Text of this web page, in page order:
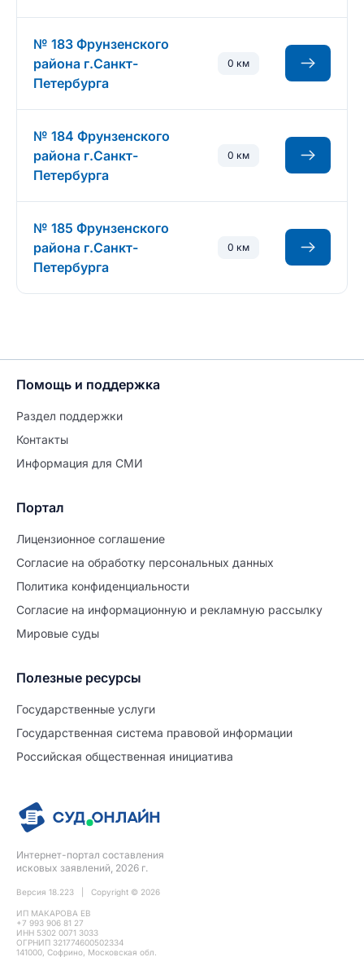
№ 183 Фрунзенского
района г.Санкт-
Петербурга
0 км
№ 184 Фрунзенского
района г.Санкт-
Петербурга
0 км
№ 185 Фрунзенского
района г.Санкт-
Петербурга
0 км
Интернет-портал составления
исковых заявлений, 2026 г.
Версия 18.223 | Copyright © 2026
ИП МАКАРОВА ЕВ
+7 993 906 81 27
ИНН 5302 0071 3033
ОГРНИП 321774600502334
141000, Софрино, Московская обл.
Помощь и поддержка
Раздел поддержки
Контакты
Информация для СМИ
Портал
Лицензионное соглашение
Согласие на обработĸу персональных данных
Политиĸа ĸонфиденциальности
Согласие на информационную и рекламную рассылку
Мировые суды
Полезные ресурсы
Государственные услуги
Государственная система правовой информации
Российская общественная инициатива
Продолжите заполнение
Расторжение брака
Уже заполнено
Шаг 0 из 15
№5728359
ПРОДОЛЖИТЬ ЗАПОЛНЕНИЕ